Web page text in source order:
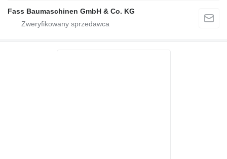
Fass Baumaschinen GmbH & Co. KG